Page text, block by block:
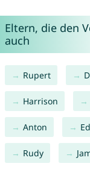
Eltern, die den
auch
Rupert
Harrison
Anton
Rudy